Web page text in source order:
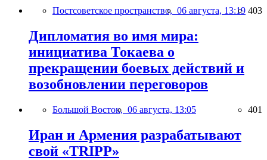
Постсоветское пространство, 06 августа, 13:19 403
Дипломатия во имя мира:
инициатива Токаева о
прекращении боевых действий и
возобновлении переговоров
Большой Восток, 06 августа, 13:05 401
Иран и Армения разрабатывают
свой «TRIPP»